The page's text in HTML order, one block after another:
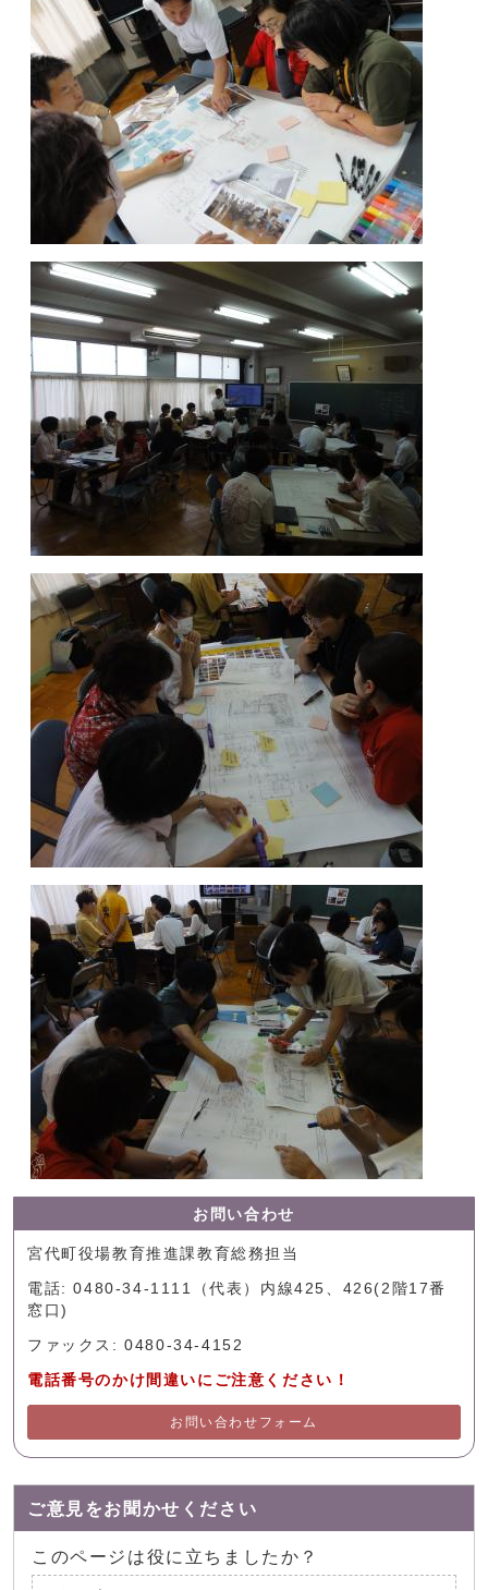
お問い合わせ
宮代町役場教育推進課教育総務担当
電話: 0480-34-1111（代表）内線425、426(2階17番
窓口)
ファックス: 0480-34-4152
電話番号のかけ間違いにご注意ください！
お問い合わせフォーム
ご意見をお聞かせください
このページは役に立ちましたか？